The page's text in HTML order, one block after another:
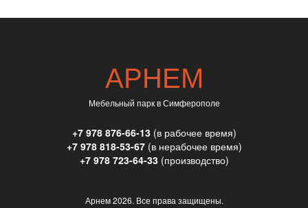
АРНЕМ
Мебельный парк в Симферополе
+7 978 876-66-13(в рабочее время)
+7 978 818-53-67(в нерабочее время)
+7 978 723-64-33(производство)
Арнем2026. Все права защищены.